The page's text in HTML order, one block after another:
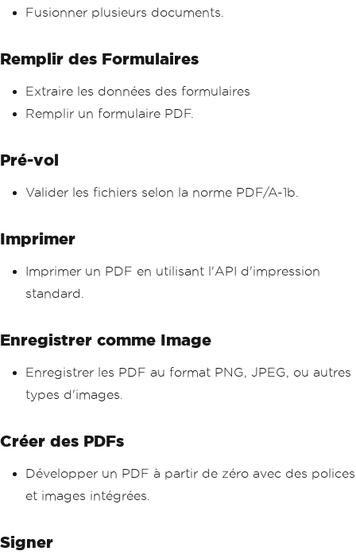
Fusionner plusieurs documents.
Remplir des Formulaires
Extraire les données des formulaires
Remplir un formulaire PDF.
Pré-vol
Valider les fichiers selon la norme PDF/A-1b.
Imprimer
Imprimer un PDF en utilisant l'API d'impression
standard.
Enregistrer comme Image
Enregistrer les PDF au format PNG, JPEG, ou autres
types d'images.
Créer des PDFs
Développer un PDF à partir de zéro avec des polices
et images intégrées.
Signer